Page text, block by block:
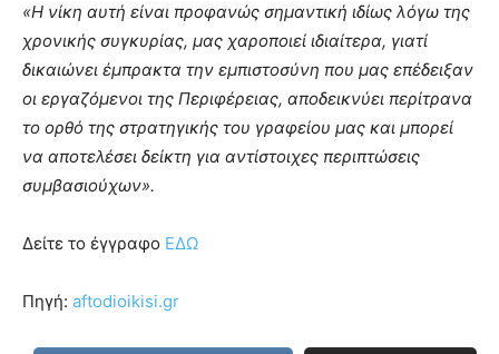
pain.
pornhun
porn
«Η νίκη αυτή είναι προφανώς σημαντική ιδίως λόγω της
χρονικής συγκυρίας, μας χαροποιεί ιδιαίτερα, γιατί
δικαιώνει έμπρακτα την εμπιστοσύνη που μας επέδειξαν
οι εργαζόμενοι της Περιφέρειας, αποδεικνύει περίτρανα
το ορθό της στρατηγικής του γραφείου μας και μπορεί
να αποτελέσει δείκτη για αντίστοιχες περιπτώσεις
συμβασιούχων».
Δείτε το έγγραφο ΕΔΩ
Πηγή: aftodioikisi.gr